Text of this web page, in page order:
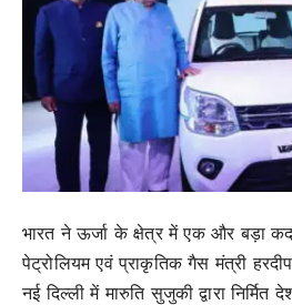
भारत ने ऊर्जा के क्षेत्र में एक और बड़ा
पेट्रोलियम एवं प्राकृतिक गैस मंत्री
नई दिल्ली में मारुति सुजुकी द्वारा